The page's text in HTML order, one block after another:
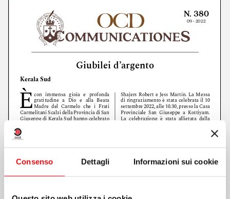
Consenso Dettagli Informazioni sui cookie